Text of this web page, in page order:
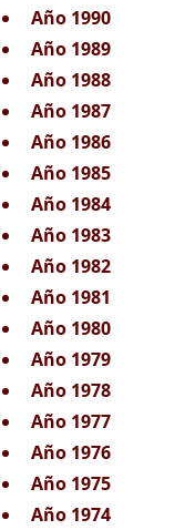
Año 1990
Año 1989
Año 1988
Año 1987
Año 1986
Año 1985
Año 1984
Año 1983
Año 1982
Año 1981
Año 1980
Año 1979
Año 1978
Año 1977
Año 1976
Año 1975
Año 1974